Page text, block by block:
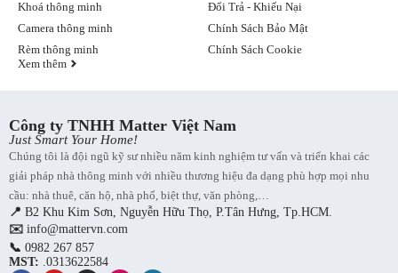
Đổi Trả - Khiếu Nại
Chính Sách Bảo Mật
Chính Sách Cookie
Khoá thông minh
Camera thông minh
Rèm thông minh
Xem thêm
Công ty TNHH Matter Việt Nam
Just Smart Your Home!
Chúng tôi là đội ngũ kỹ sư nhiều năm kinh nghiệm tư vấn và triển khai các
giải pháp nhà thông minh với nhiều thương hiệu đa dạng phù hợp mọi nhu
cầu: nhà thuê, căn hộ, nhà phố, biệt thự, văn phòng,…
📍 B2 Khu Kim Sơn, Nguyễn Hữu Thọ, P.Tân Hưng, Tp.HCM.
✉️ info@mattervn.com
📞 0982 267 857
MST: .0313622584